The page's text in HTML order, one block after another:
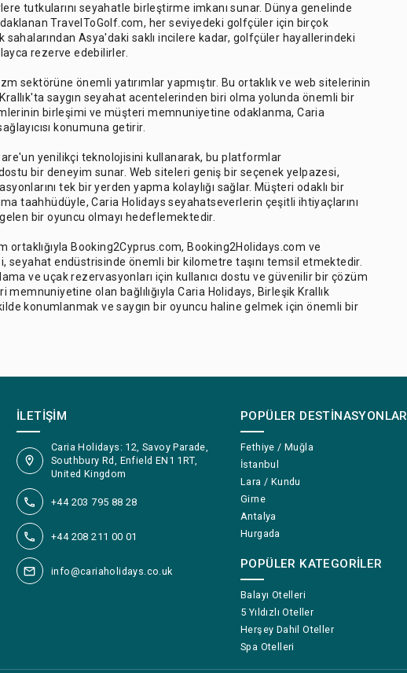
tutkularını seyahatle birleştirme imkanı sunar. Dünya genelinde
TravelToGolf.com, her seviyedeki golfçüler için birçok
Asya'daki saklı incilere kadar, golfçüler hayallerindeki
rezerve edebilirler.
sektörüne önemli yatırımlar yapmıştır. Bu ortaklık ve web sitelerinin
saygın seyahat acentelerinden biri olma yolunda önemli bir
birleşimi ve müşteri memnuniyetine odaklanma, Caria
konumuna getirir.
yenilikçi teknolojisini kullanarak, bu platformlar
bir deneyim sunar. Web siteleri geniş bir seçenek yelpazesi,
tek bir yerden yapma kolaylığı sağlar. Müşteri odaklı bir
taahhüdüyle, Caria Holidays seyahatseverlerin çeşitli ihtiyaçlarını
bir oyuncu olmayı hedeflemektedir.
ortaklığıyla Booking2Cyprus.com, Booking2Holidays.com ve
seyahat endüstrisinde önemli bir kilometre taşını temsil etmektedir.
ve uçak rezervasyonları için kullanıcı dostu ve güvenilir bir çözüm
olan bağlılığıyla Caria Holidays, Birleşik Krallık
konumlanmak ve saygın bir oyuncu haline gelmek için önemli bir
İLETIŞIM
Caria Holidays: 12, Savoy Parade,
Southbury Rd, Enfield EN1 1RT,
United Kingdom
+44 203 795 88 28
+44 208 211 00 01
info@cariaholidays.co.uk
POPÜLER DESTINASYONLAR
Fethiye / Muğla
İstanbul
Lara / Kundu
Girne
Antalya
Hurgada
POPÜLER KATEGORILER
Balayı Otelleri
5 Yıldızlı Oteller
Herşey Dahil Oteller
Spa Otelleri